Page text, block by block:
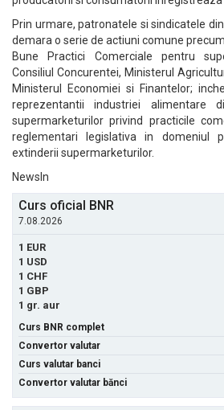
Prin urmare, patronatele si sindicatele
demara o serie de actiuni comune
Bune Practici Comerciale pentru
Consiliul Concurentei, Ministerul
Ministerul Economiei si Finantelor;
reprezentantii industriei alimentare
supermarketurilor privind practicile
reglementari legislativa in domeniul
extinderii supermarketurilor.
NewsIn
Curs oficial BNR
7.08.2026
1 EUR
1 USD
1 CHF
1 GBP
1 gr. aur
Curs BNR complet
Convertor valutar
Curs valutar banci
Convertor valutar bănci